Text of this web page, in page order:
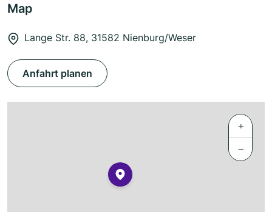
Map
Lange Str. 88, 31582 Nienburg/Weser
Anfahrt planen
+
−